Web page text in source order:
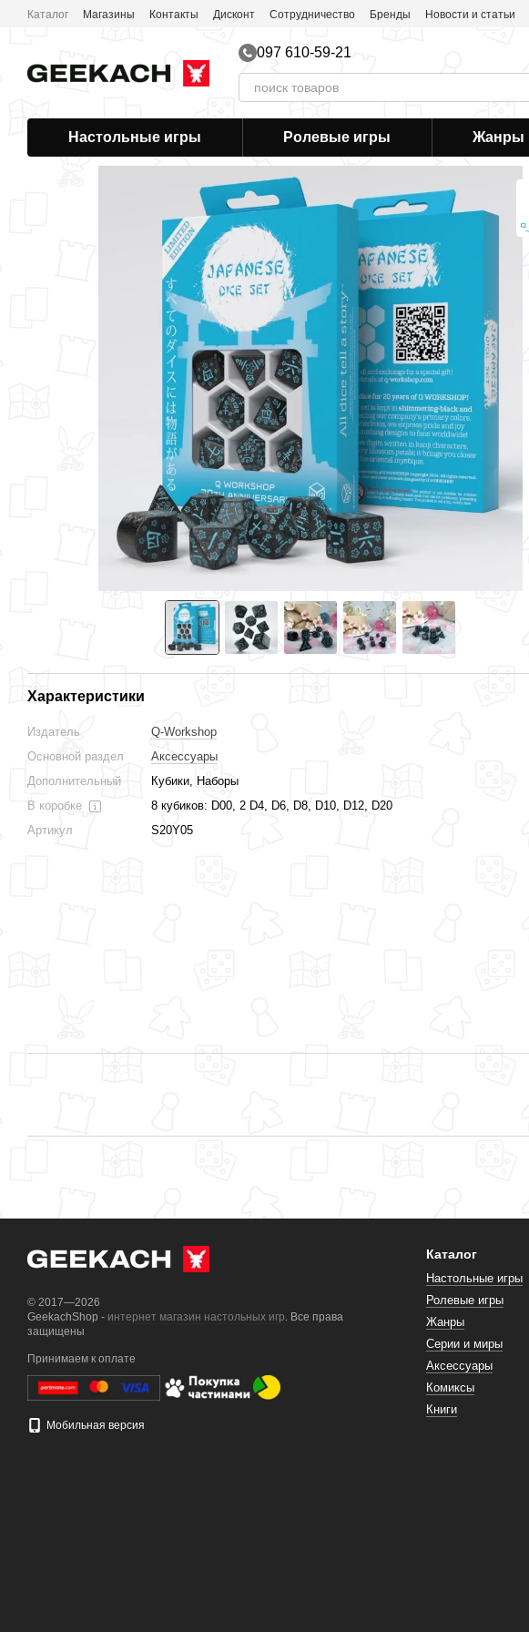
Перейти к основному контенту
Каталог Магазины Контакты Дисконт Сотрудничество Бренды Новости и статьи
097 610-59-21
Настольные игры Ролевые игры Жанры
Характеристики
Издатель
Q-Workshop
Основной раздел
Аксессуары
Дополнительный
Кубики, Наборы
В коробке
8 кубиков: D00, 2 D4, D6, D8, D10, D12, D20
Артикул
S20Y05
© 2017—2026
GeekachShop - интернет магазин настольных игр. Все права
защищены
Принимаем к оплате
Мобильная версия
Каталог
Настольные игры
Ролевые игры
Жанры
Серии и миры
Аксессуары
Комиксы
Книги